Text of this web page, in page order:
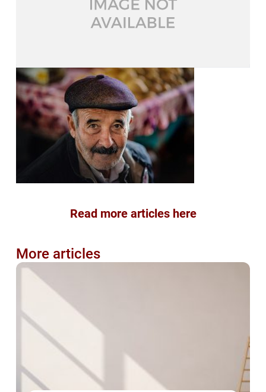
Read more articles here
More articles